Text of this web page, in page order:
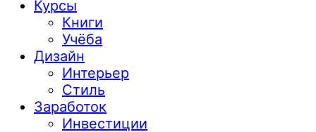
Курсы
Книги
Учёба
Дизайн
Интерьер
Стиль
Заработок
Инвестиции